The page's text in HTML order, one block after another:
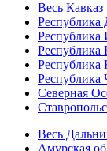
Весь Кавказ
Республика
Республика
Республика
Республика
Республика
Северная
Весь
Амурская